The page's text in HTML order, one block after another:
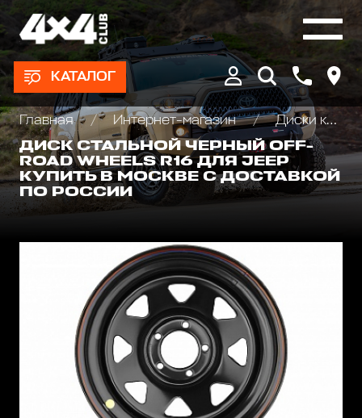
КАТАЛОГ
Главная Интернет-магазин
Диски колёсные, Проставки для изменения вылета
ДИСК СТАЛЬНОЙ ЧЕРНЫЙ OFF-
ROAD WHEELS R16 ДЛЯ JEEP
КУПИТЬ В МОСКВЕ С ДОСТАВКОЙ
ПО РОССИИ